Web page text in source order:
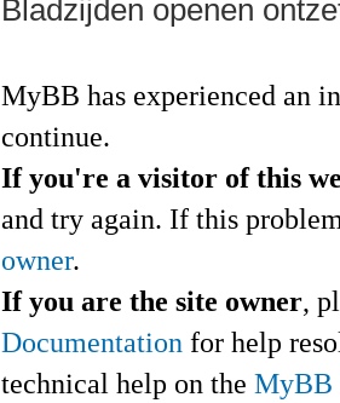
Bladzijden openen
MyBB has experienced an
continue.
If you're a visitor of this
and try again. If this
owner.
If you are the site owner,
Documentation for help
technical help on theMyBB